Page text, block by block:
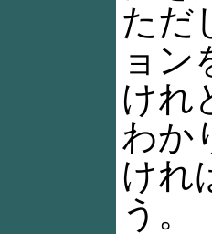
ただ
ョン
けれ
わか
けれ
う。